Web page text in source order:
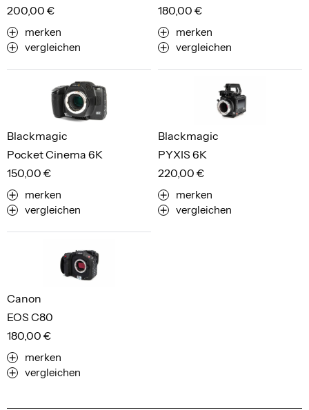
200,00 €
merken
vergleichen
180,00 €
merken
vergleichen
Pocket Cinema 6K
Blackmagic
150,00 €
merken
vergleichen
PYXIS 6K
Blackmagic
220,00 €
merken
vergleichen
EOS C80
Canon
180,00 €
merken
vergleichen